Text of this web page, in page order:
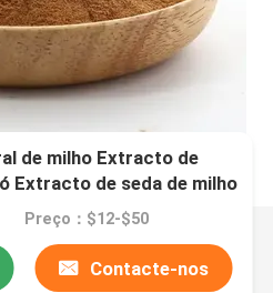
de milho Extracto de
Extracto de seda de milho
Preço：$12-$50
Contacte-nos